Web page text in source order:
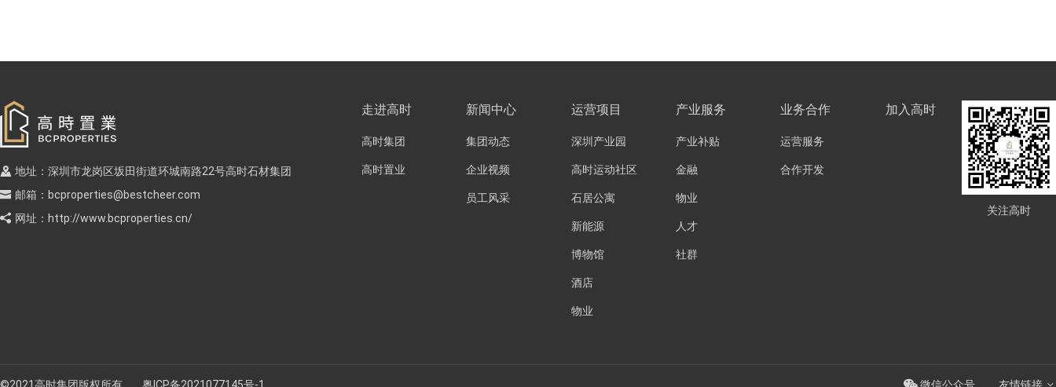
地址：深圳市龙岗区坂田街道环城南路22号高时石材集团
邮箱： bcproperties@bestcheer.com
网址： http://www.bcproperties.cn/
走进高时
高时集团
高时置业
新闻中心
集团动态
企业视频
员工风采
运营项目
深圳产业园
高时运动社区
石居公寓
新能源
博物馆
酒店
物业
产业服务
产业补贴
金融
物业
人才
社群
业务合作
运营服务
合作开发
加入高时
关注高时